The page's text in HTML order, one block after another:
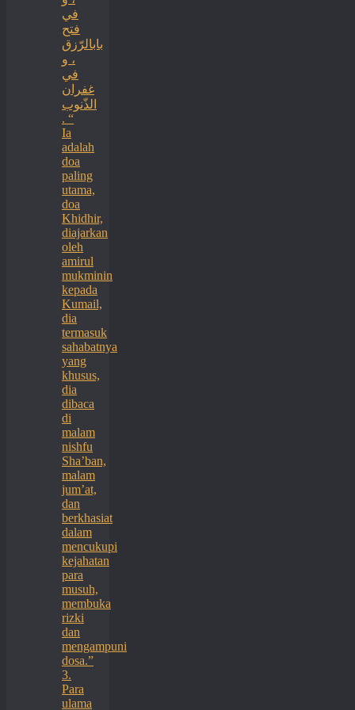
في
فتح
بابالرّزق
، و
في
غفران
الذّنوب
. “
Ia
adalah
doa
paling
utama,
doa
Khidhir,
diajarkan
oleh
amirul
mukminin
kepada
Kumail,
dia
termasuk
sahabatnya
yang
khusus,
dia
dibaca
di
malam
nishfu
Sha’ban,
malam
jum’at,
dan
berkhasiat
dalam
mencukupi
kejahatan
para
musuh,
membuka
rizki
dan
mengampuni
dosa.”
3.
Para
ulama